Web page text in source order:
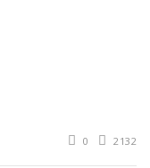
0 2132